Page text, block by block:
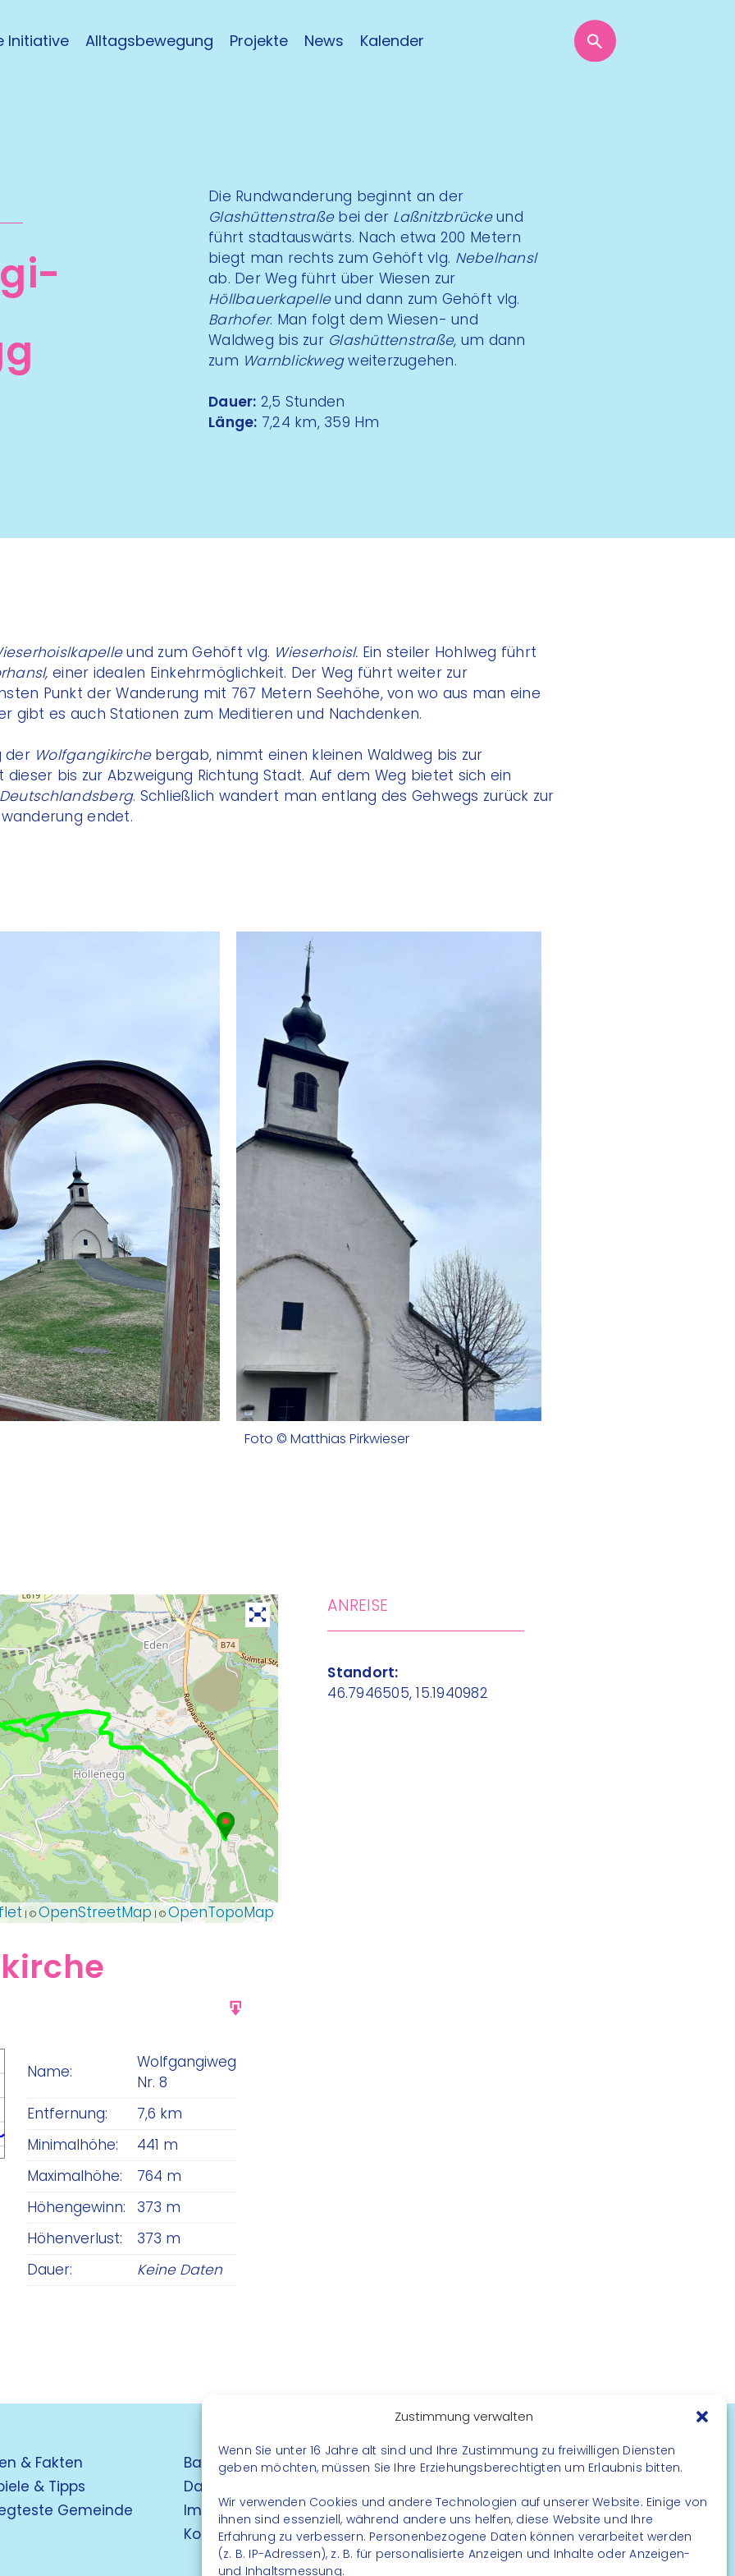
Zustimmung verwalten
Wenn Sie unter 16 Jahre alt sind und Ihre Zustimmung zu freiwilligen Diensten
geben möchten, müssen Sie Ihre Erziehungsberechtigten um Erlaubnis bitten.
Wir verwenden Cookies und andere Technologien auf unserer Website. Einige von
ihnen sind essenziell, während andere uns helfen, diese Website und Ihre
Erfahrung zu verbessern. Personenbezogene Daten können verarbeitet werden
(z. B. IP-Adressen), z. B. für personalisierte Anzeigen und Inhalte oder Anzeigen-
und Inhaltsmessung.
Initiative Alltagsbewegung Projekte News Kalender
Die Rundwanderung beginnt an der
Glashüttenstraßebei der Laßnitzbrückeund
führt stadtauswärts. Nach etwa 200 Metern
biegt man rechts zum Gehöft vlg. Nebelhansl
ab. Der Weg führt über Wiesen zur
Höllbauerkapelleund dann zum Gehöft vlg.
Barhofer. Man folgt dem Wiesen- und
Waldweg bis zur Glashüttenstraße, um dann
zum Warnblickwegweiterzugehen.
Dauer: 2,5 Stunden
Länge: 7,24 km, 359 Hm
und zum Gehöft vlg. Wieserhoisl. Ein steiler Hohlweg führt
einer idealen Einkehrmöglichkeit. Der Weg führt weiter zur
Punkt der Wanderung mit 767 Metern Seehöhe, von wo aus man eine
gibt es auch Stationen zum Meditieren und Nachdenken.
der Wolfgangikirchebergab, nimmt einen kleinen Waldweg bis zur
bis zur Abzweigung Richtung Stadt. Auf dem Weg bietet sich ein
. Schließlich wandert man entlang des Gehwegs zurück zur
endet.
Foto © Matthias Pirkwieser
| ©OpenStreetMap | ©OpenTopoMap
Name:
Wolfgangiweg
Nr. 8
Entfernung:
7,6 km
Minimalhöhe:
441 m
Maximalhöhe:
764 m
Höhengewinn:
373 m
Höhenverlust:
373 m
Dauer:
Keine Daten
ANREISE
Standort:
46.7946505, 15.1940982
& Fakten
& Tipps
Gemeinde
Barrierefreiheit
Datenschutz
Impressum
Kontakt
FOLGE UNS
Instagram
Facebook